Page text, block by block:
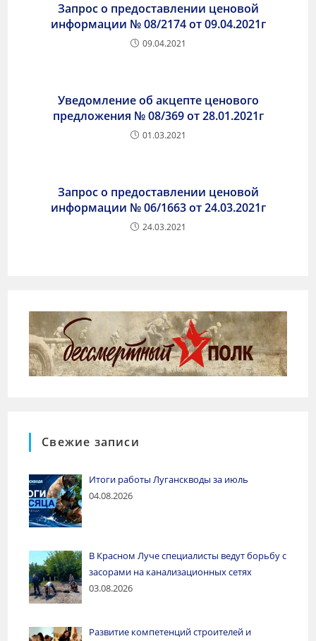
Запрос о предоставлении ценовой
информации № 08/2174 от 09.04.2021г
09.04.2021
Уведомление об акцепте ценового
предложения № 08/369 от 28.01.2021г
01.03.2021
Запрос о предоставлении ценовой
информации № 06/1663 от 24.03.2021г
24.03.2021
Свежие записи
Итоги работы Луганскводы за июль
04.08.2026
В Красном Луче специалисты ведут борьбу с
засорами на канализационных сетях
03.08.2026
Развитие компетенций строителей и